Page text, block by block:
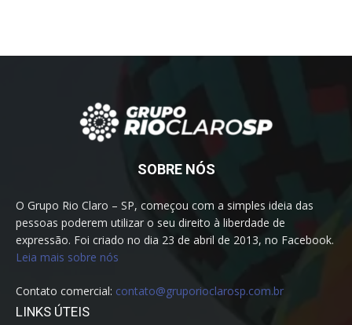
SOBRE NÓS
O Grupo Rio Claro – SP, começou com a simples ideia das
pessoas poderem utilizar o seu direito à liberdade de
expressão. Foi criado no dia 23 de abril de 2013, no Facebook.
Leia mais sobre nós
Contato comercial: contato@gruporioclarosp.com.br
LINKS ÚTEIS